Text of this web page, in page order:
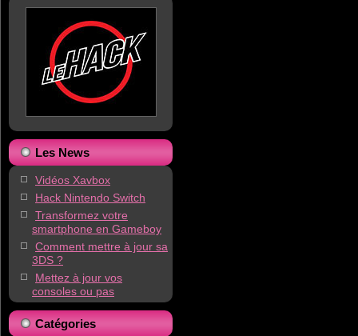
Les News
Vidéos Xavbox
Hack Nintendo Switch
Transformez votre
smartphone en Gameboy
Comment mettre à jour sa
3DS ?
Mettez à jour vos
consoles ou pas
Catégories